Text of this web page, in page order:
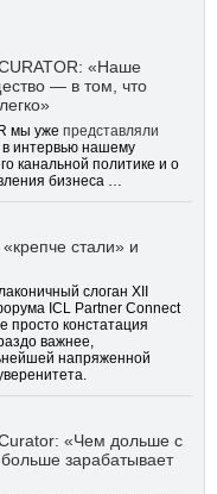
«Наше
— в том, что
мы уже представляли
в интервью нашему
канальной политике и о
бизнеса …
стали» и
слоган XII
ICL Partner Connect
просто констатация
важнее,
напряженной
«Чем дольше с
зарабатывает